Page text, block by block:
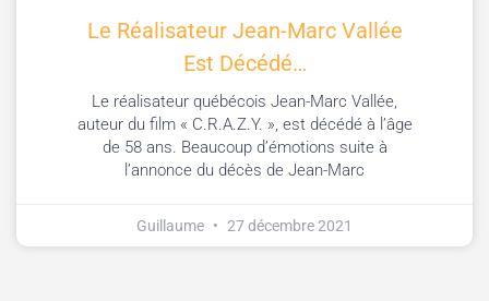
Le Réalisateur Jean-Marc Vallée
Est Décédé…
Le réalisateur québécois Jean-Marc Vallée,
auteur du film « C.R.A.Z.Y. », est décédé à l’âge
de 58 ans. Beaucoup d’émotions suite à
l’annonce du décès de Jean-Marc
Guillaume 27 décembre 2021